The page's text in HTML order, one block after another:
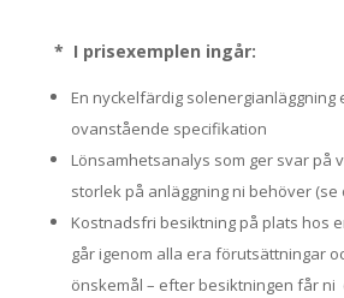
* I prisexemplen ingår:
En nyckelfärdig solenergianläggning
ovanstående specifikation
Lönsamhetsanalys som ger svar på
storlek på anläggning ni behöver (se
Kostnadsfri besiktning på plats hos
går igenom alla era förutsättningar
önskemål – efter besiktningen får ni